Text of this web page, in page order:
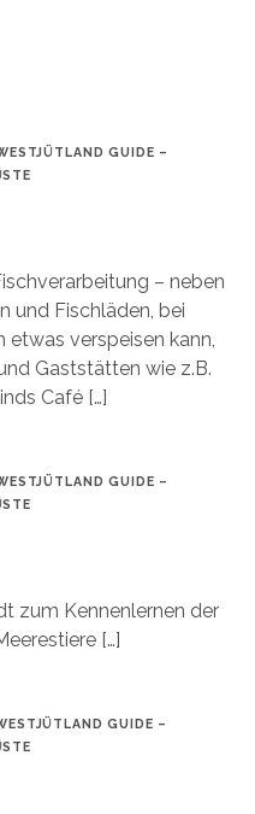
GUIDE –
– neben
und Fischläden, bei
etwas verspeisen kann,
Gaststätten wie z.B.
Café […]
GUIDE –
zum Kennenlernen der
[…]
GUIDE –